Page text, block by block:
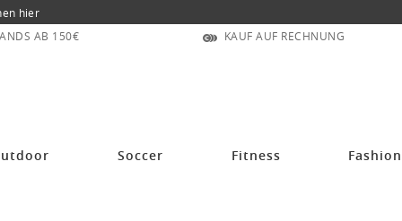
hier
AB 150€
KAUF AUF RECHNUNG
Soccer Fitness Fashion